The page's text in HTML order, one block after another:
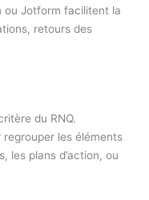
ou Jotform facilitent la
retours des
du RNQ.
les éléments
les plans d’action, ou